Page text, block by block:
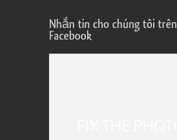
Nhắn tin cho chúng tôi trên
Facebook